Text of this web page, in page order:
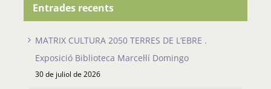
Entrades recents
MATRIX CULTURA 2050 TERRES DE L’EBRE .
Exposició Biblioteca Marcel·lí Domingo
30 de juliol de 2026